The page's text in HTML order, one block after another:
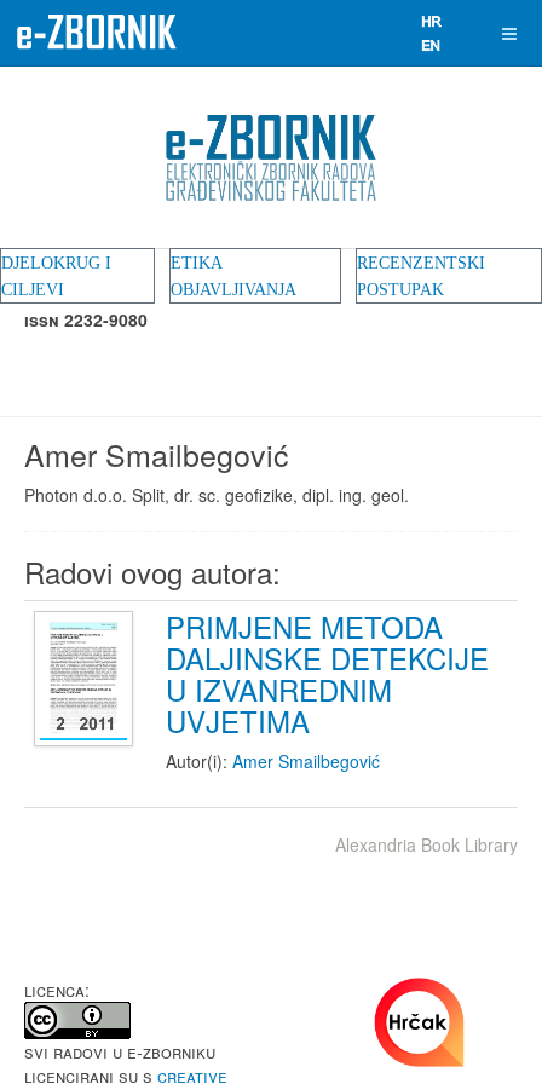
DJELOKRUG I
CILJEVI
ETIKA
OBJAVLJIVANJA
RECENZENTSKI
POSTUPAK
ISSN 2232-9080
Amer Smailbegović
Photon d.o.o. Split, dr. sc. geofizike, dipl. ing. geol.
Radovi ovog autora:
PRIMJENE METODA
DALJINSKE DETEKCIJE
U IZVANREDNIM
UVJETIMA
Autor(i): Amer Smailbegović
Alexandria Book Library
LICENCA:
Svi radovi u e-Zborniku
licencirani su s Creative